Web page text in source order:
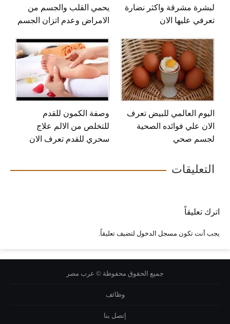
لبشرة مشرقة واكثر نضارة
تعرفي عليها الان
يحمي القلب والجسم من
الامراض وعدم اتزان الجسم
اليوم العالمي للبيض تعرف
الان علي فوائده الصحية
لجسم صحي
وصفة الكمون للقدم
للتخلص من الالم علاج
سحري للقدم تعرف الان
التعليقات
اترك تعليقاً
يجب أنت تكون مسجل الدخول لتضيف تعليقاً.
جميع الحقوق محفوظة © عرب مصر
وظائف
إتصل بنا